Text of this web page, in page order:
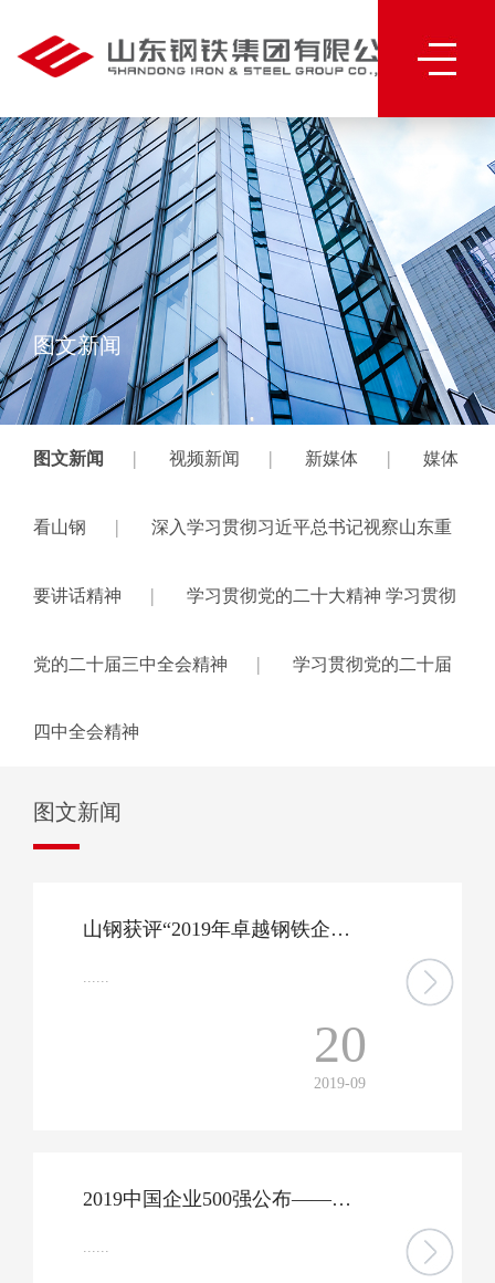
图文新闻
图文新闻 | 视频新闻 | 新媒体 | 媒体
看山钢 | 深入学习贯彻习近平总书记视察山东重
要讲话精神 | 学习贯彻党的二十大精神 学习贯彻
党的二十届三中全会精神 | 学习贯彻党的二十届
四中全会精神
图文新闻
山钢获评“2019年卓越钢铁企业品牌”
......
20
2019-09
2019中国企业500强公布——山钢集团列第124位 连续两年位次提升
......